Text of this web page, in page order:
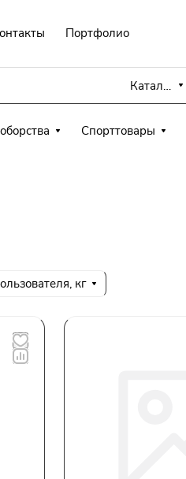
Портфолио
Каталог
Спорттовары
кг